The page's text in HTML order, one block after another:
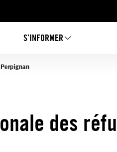
S’INFORMER
des